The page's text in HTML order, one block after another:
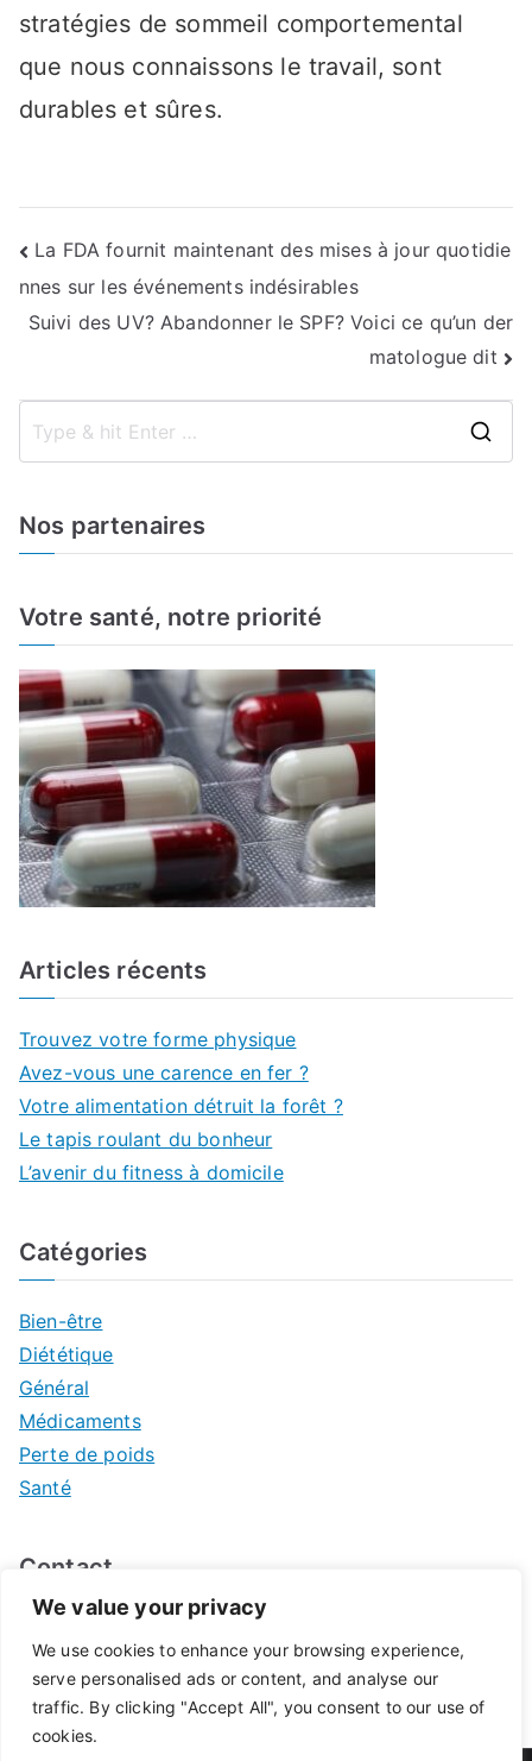
We value your privacy
We use cookies to enhance your browsing experience,
serve personalised ads or content, and analyse our
traffic. By clicking "Accept All", you consent to our use of
cookies.
stratégies de sommeil comportemental
que nous connaissons le travail, sont
durables et sûres.
Navigation
de
La FDA fournit maintenant des mises à jour quotidie
nnes sur les événements indésirables
Suivi des UV? Abandonner le SPF? Voici ce qu’un der
matologue dit
f
Nos partenaires
Votre santé, notre priorité
Articles récents
Trouvez votre forme physique
Avez-vous une carence en fer ?
Votre alimentation détruit la forêt ?
Le tapis roulant du bonheur
L’avenir du fitness à domicile
Catégories
Bien-être
Diététique
Général
Médicaments
Perte de poids
Santé
Contact